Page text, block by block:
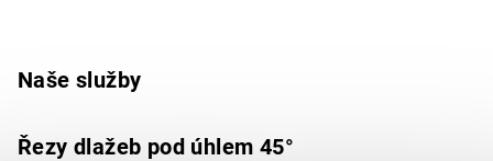
Naše služby
Řezy dlažeb pod úhlem 45°